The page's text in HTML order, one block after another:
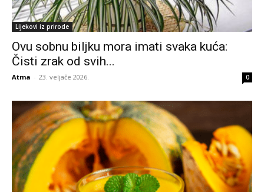
Lijekovi iz prirode
Ovu sobnu biljku mora imati svaka kuća:
Čisti zrak od svih...
Atma - 23. veljače 2026. 0